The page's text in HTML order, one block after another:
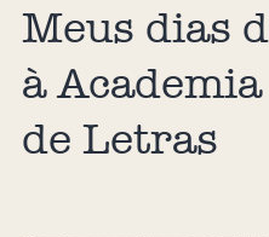
Meus dias
à
de Letras